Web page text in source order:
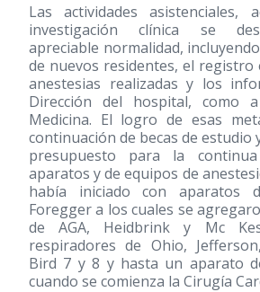
Las actividades asistenciales,
investigación clínica se
apreciable normalidad,
de nuevos residentes, el registro
anestesias realizadas y los
Dirección del hospital, como
Medicina. El logro de esas
continuación de becas de estudio
presupuesto para la
aparatos y de equipos de
había iniciado con aparatos
Foregger a los cuales se
de AGA, Heidbrink y Mc
respiradores de Ohio,
Bird 7 y 8 y hasta un aparato
cuando se comienza la Cirugía